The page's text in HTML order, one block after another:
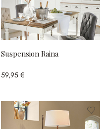
Suspension Raina
59,95 €